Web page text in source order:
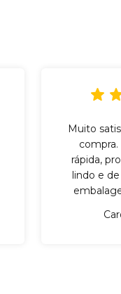
Muito
rápida,
lindo e